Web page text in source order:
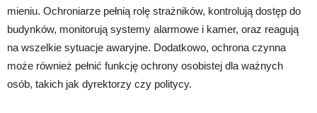
mieniu. Ochroniarze pełnią rolę strażników, kontrolują dostęp do
budynków, monitorują systemy alarmowe i kamer, oraz reagują
na wszelkie sytuacje awaryjne. Dodatkowo, ochrona czynna
może również pełnić funkcję ochrony osobistej dla ważnych
osób, takich jak dyrektorzy czy politycy.